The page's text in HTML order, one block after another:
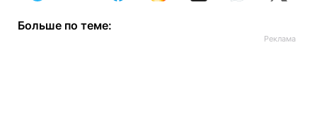
Больше по теме: